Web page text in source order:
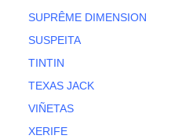
SUPRÊME DIMENSION
SUSPEITA
TINTIN
TEXAS JACK
VIÑETAS
XERIFE